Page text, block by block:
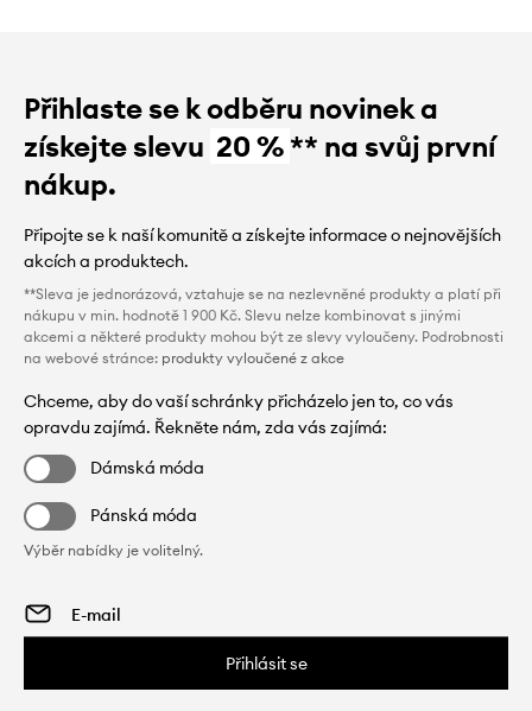
Přihlaste se k odběru novinek a
získejte slevu 20 %** na svůj první
nákup.
Připojte se k naší komunitě a získejte informace o nejnovějších
akcích a produktech.
**Sleva je jednorázová, vztahuje se na nezlevněné produkty a platí při
nákupu v min. hodnotě 1 900 Kč. Slevu nelze kombinovat s jinými
akcemi a některé produkty mohou být ze slevy vyloučeny. Podrobnosti
na webové stránce: produkty vyloučené z akce
Chceme, aby do vaší schránky přicházelo jen to, co vás
opravdu zajímá. Řekněte nám, zda vás zajímá:
Dámská móda
Pánská móda
Výběr nabídky je volitelný.
Přihlásit se